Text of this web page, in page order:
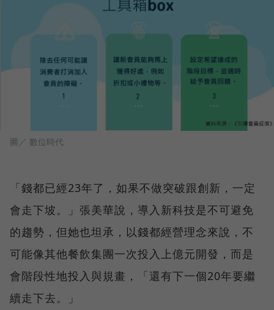
圖／ 數位時代
「錢都已經23年了，如果不做突破跟創新，一定
會走下坡。」張美華說，導入新科技是不可避免
的趨勢，但她也坦承，以錢都經營理念來說，不
可能像其他餐飲集團一次投入上億元開發，而是
會階段性地投入與規畫，「還有下一個20年要繼
續走下去。」